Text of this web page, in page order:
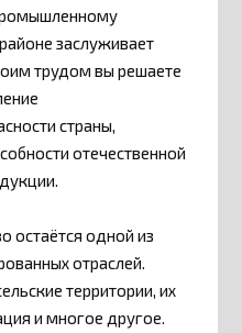
заслуживает
трудом вы решаете
страны,
отечественной
остаётся одной из
отраслей.
территории, их
и многое другое.